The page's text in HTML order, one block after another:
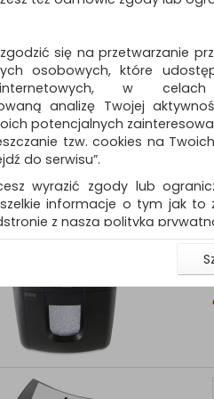
się na przetwarzanie
osobowych, które
w celach
analizę Twojej
potencjalnych
tzw. cookies na
do serwisu”.
wyrazić zgody lub
informacje o tym jak
z naszą polityką
użytkowników
i związane z tym
np. wysłanie
Państwu prawidłowych
ważna jest Państwa
(rozwiń)